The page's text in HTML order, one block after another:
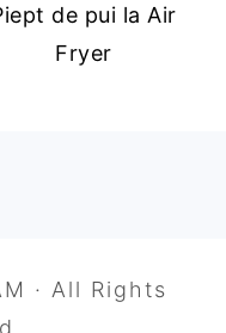
de pui la Air
Fryer
· All Rights